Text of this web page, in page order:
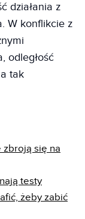
działania z
W konflikcie z
odległość
tak
się na
testy
żeby zabić